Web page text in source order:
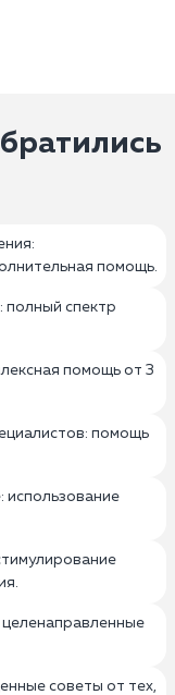
помощь.
полный спектр
помощь от 3
помощь
целенаправленные
советы от тех,